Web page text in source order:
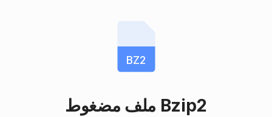
BZ2
ملف مضغوط Bzip2